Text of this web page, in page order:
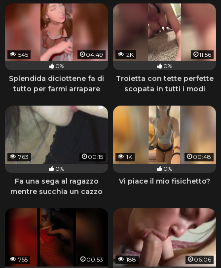
545
04:49
0%
Splendida diciottene fa di
tutto per farmi arrapare
2K
11:56
0%
Troietta con tette perfette
scopata in tutti i modi
763
00:15
0%
Fa una sega al ragazzo
mentre succhia un cazzo
1K
00:48
0%
Vi piace il mio fisichetto?
755
00:53
188
06:06